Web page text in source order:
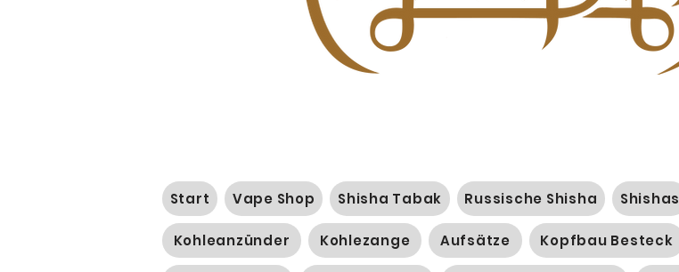
Start Vape Shop Shisha Tabak Russische Shisha Shishas
Kohleanzünder Kohlezange Aufsätze Kopfbau Besteck